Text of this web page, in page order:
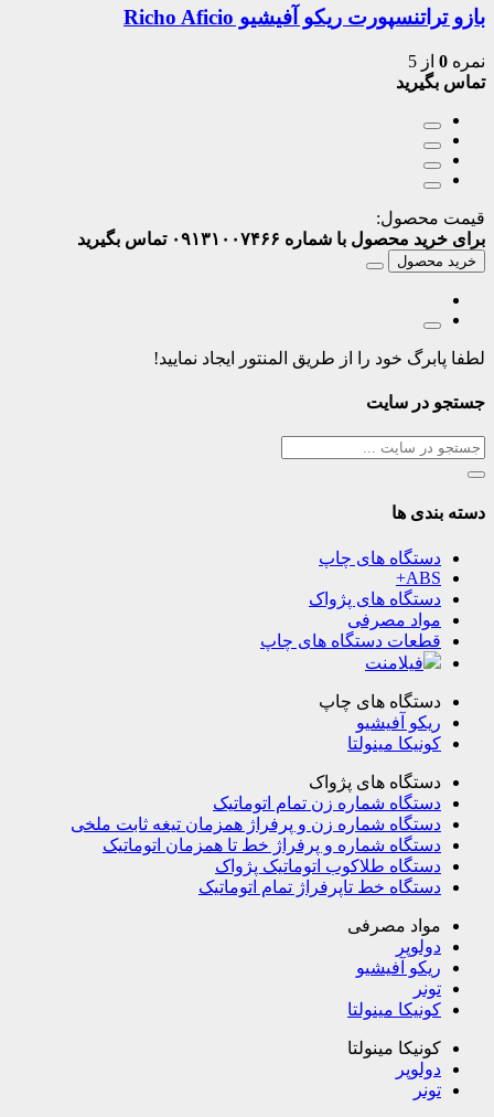
بازو تراتنسپورت ریکو آفیشیو Richo Aficio
نمره 0 از 5
تماس بگیرید
قیمت محصول:
برای خرید محصول با شماره ۰۹۱۳۱۰۰۷۴۶۶ تماس بگیرید
خرید محصول
لطفا پابرگ خود را از طریق المنتور ایجاد نمایید!
جستجو در سایت
دسته بندی ها
دستگاه های چاپ
ABS+
دستگاه های پژواک
مواد مصرفی
قطعات دستگاه های چاپ
فیلامنت
دستگاه های چاپ
ریکو آفیشیو
کونیکا مینولتا
دستگاه های پژواک
دستگاه شماره زن تمام اتوماتیک
دستگاه شماره زن و پرفراژ همزمان تیغه ثابت ملخی
دستگاه شماره و پرفراژ خط تا همزمان اتوماتیک
دستگاه طلاکوب اتوماتیک پژواک
دستگاه خط تاپرفراژ تمام اتوماتیک
مواد مصرفی
دولوپر
ریکو آفیشیو
تونر
کونیکا مینولتا
کونیکا مینولتا
دولوپر
تونر